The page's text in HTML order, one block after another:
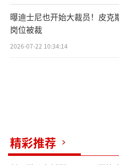
导多世界代理）的技术
一个更宏大的目标：开
工智能代理，能够理解
线和现实世界中的人们
曝迪士尼也开始大裁员！皮克
岗位被裁
2026-07-22 10:34:14
精彩推荐